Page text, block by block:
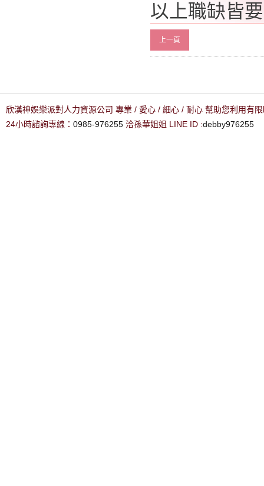
以上職缺皆
上一頁
欣漢神娛樂派對人力資源公司 專業 / 愛心 / 細心 / 耐心 幫助您利用有
24小時諮詢專線： 0985-976255 洽孫華姐姐 LINE ID :debby976255